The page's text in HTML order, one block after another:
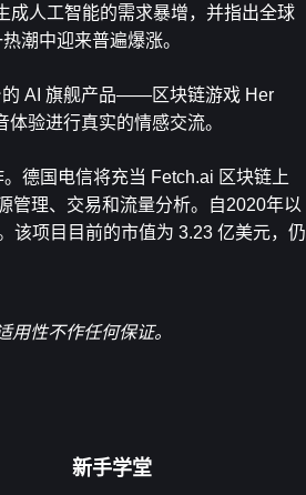
成人工智能的需求暴增，并指出全球
潮中迎来普遍爆涨。
的 AI 旗舰产品——区块链游戏 Her
验进行真实的情感交流。
德国电信将充当 Fetch.ai 区块链上
管理、交易和流量分析。自2020年以
该项目目前的市值为 3.23 亿美元，仍
性不作任何保证。
新手学堂